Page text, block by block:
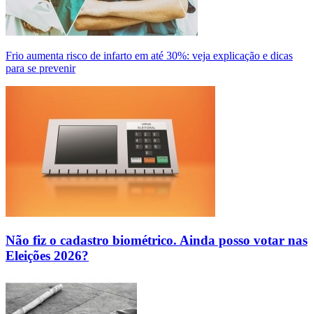
Frio aumenta risco de infarto em até 30%: veja explicação e dicas
para se prevenir
Não fiz o cadastro biométrico. Ainda posso votar nas
Eleições 2026?